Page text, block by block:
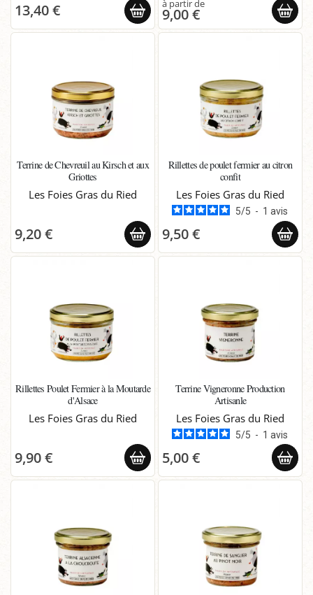
13,40 € 9,00 €
Terrine de Chevreuil au Kirsch et aux
Griottes
Les Foies Gras du Ried
9,20 €
Rillettes de poulet fermier au citron
confit
Les Foies Gras du Ried
5/5 - 1avis
9,50 €
Rillettes Poulet Fermier à la Moutarde
d'Alsace
Les Foies Gras du Ried
9,90 €
Terrine Vigneronne Production
Artisanle
Les Foies Gras du Ried
5/5 - 1avis
5,00 €